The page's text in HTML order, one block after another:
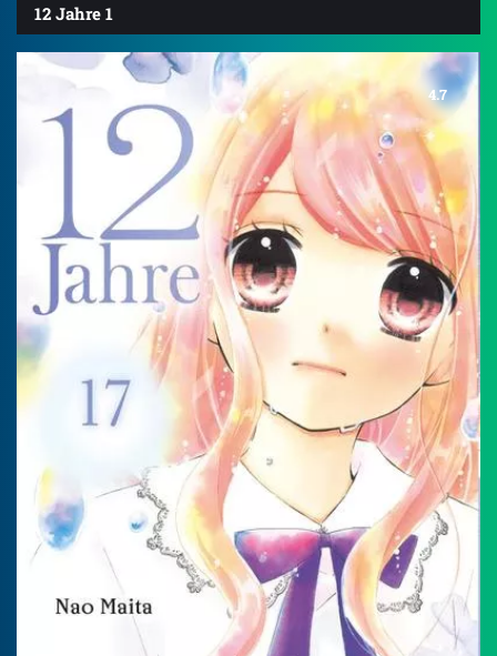
12 Jahre 1
4.7